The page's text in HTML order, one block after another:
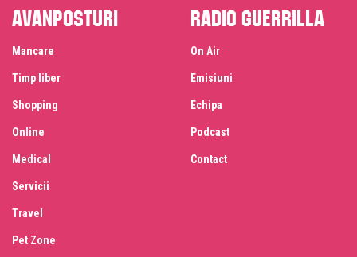
Avanposturi
Mancare
Timp liber
Shopping
Online
Medical
Servicii
Travel
Pet Zone
Radio Guerrilla
On Air
Emisiuni
Echipa
Podcast
Contact